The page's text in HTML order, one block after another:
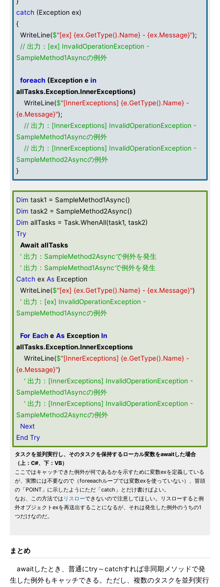
catch (Exception ex)
{
WriteLine($"[ex] {ex.GetType().Name} - {ex.Message}");
// 出力：[ex] InvalidOperationException -
SampleMethod1Asyncの例外
foreach (Exception e in
allTasks.Exception.InnerExceptions)
WriteLine($"[InnerExceptions] {e.GetType().Name} -
{e.Message}");
// 出力：[InnerExceptions] InvalidOperationException -
SampleMethod1Asyncの例外
// 出力：[InnerExceptions] InvalidOperationException -
SampleMethod2Asyncの例外
}
Dim task1 = SampleMethod1Async()
Dim task2 = SampleMethod2Async()
Dim allTasks = Task.WhenAll(task1, task2)
Try
Await allTasks
' 出力：SampleMethod2Asyncで例外を発生
' 出力：SampleMethod1Asyncで例外を発生
Catch ex As Exception
WriteLine($"[ex] {ex.GetType().Name} - {ex.Message}")
' 出力：[ex] InvalidOperationException -
SampleMethod1Asyncの例外
For Each e As Exception In
allTasks.Exception.InnerExceptions
WriteLine($"[InnerExceptions] {e.GetType().Name} -
{e.Message}")
' 出力：[InnerExceptions] InvalidOperationException -
SampleMethod1Asyncの例外
' 出力：[InnerExceptions] InvalidOperationException -
SampleMethod2Asyncの例外
Next
End Try
タスクを並列実行し、そのタスクを保持するローカル変数をawaitした場合
（上：C#、下：VB）
ここではキャッチできた例外が何であるかを示すために変数exを定義している
が、実際には不要なので（foreeachループでは変数exを使っていない）、冒頭
の「POINT」に示したようにただ「catch」とだけ書けばよい。
なお、この方法では リスローできないので注意してほしい。リスローすると例
外オブジェクトexを再送出することになるが、それは発生した例外のうちの1
つだけなのだ。
まとめ
awaitしたとき、普通にtry～catchすれば非同期メソッドで発
生した例外もキャッチできる。ただし、複数のタスクを並列実行